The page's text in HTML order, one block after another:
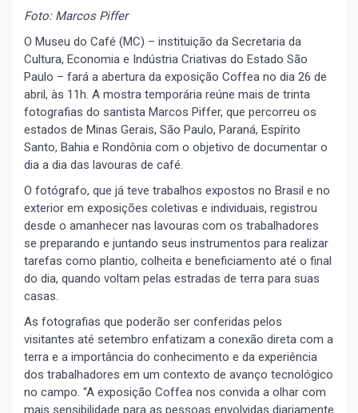
Foto: Marcos Piffer
O Museu do Café (MC) – instituição da Secretaria da
Cultura, Economia e Indústria Criativas do Estado São
Paulo – fará a abertura da exposição Coffea no dia 26 de
abril, às 11h. A mostra temporária reúne mais de trinta
fotografias do santista Marcos Piffer, que percorreu os
estados de Minas Gerais, São Paulo, Paraná, Espírito
Santo, Bahia e Rondônia com o objetivo de documentar o
dia a dia das lavouras de café.
O fotógrafo, que já teve trabalhos expostos no Brasil e no
exterior em exposições coletivas e individuais, registrou
desde o amanhecer nas lavouras com os trabalhadores
se preparando e juntando seus instrumentos para realizar
tarefas como plantio, colheita e beneficiamento até o final
do dia, quando voltam pelas estradas de terra para suas
casas.
As fotografias que poderão ser conferidas pelos
visitantes até setembro enfatizam a conexão direta com a
terra e a importância do conhecimento e da experiência
dos trabalhadores em um contexto de avanço tecnológico
no campo. “A exposição Coffea nos convida a olhar com
mais sensibilidade para as pessoas envolvidas diariamente